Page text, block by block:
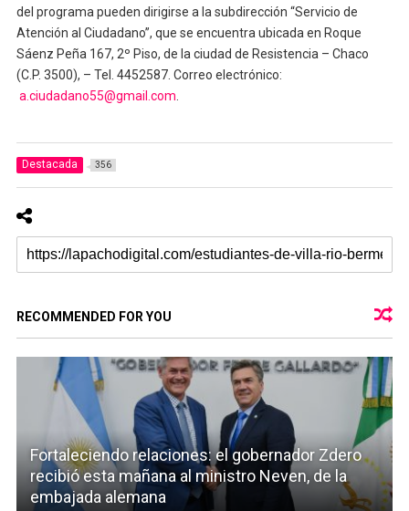
del programa pueden dirigirse a la subdirección “Servicio de
Atención al Ciudadano”, que se encuentra ubicada en Roque
Sáenz Peña 167, 2º Piso, de la ciudad de Resistencia – Chaco
(C.P. 3500), – Tel. 4452587. Correo electrónico:
a.ciudadano55@gmail.com
Destacada 356
RECOMMENDED FOR YOU
Fortaleciendo relaciones: el gobernador Zdero
recibió esta mañana al ministro Neven, de la
embajada alemana